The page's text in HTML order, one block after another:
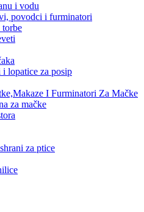
i vodu
povodci i furminatori
torbe
i lopatice za posip
I Furminatori Za Mačke
za mačke
za ptice